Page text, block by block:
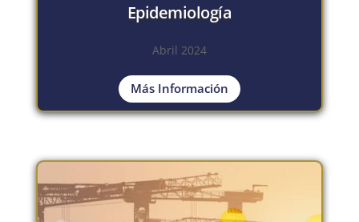
Epidemiología
Abril 2024
Más Información